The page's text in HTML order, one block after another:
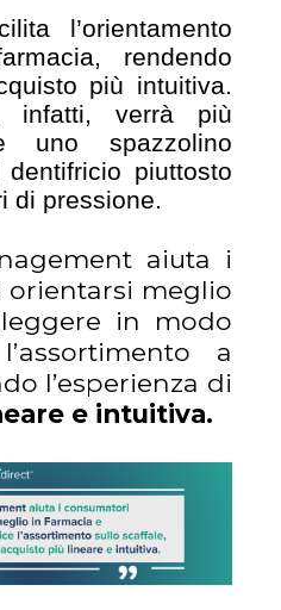
l’orientamento
rendendo
più intuitiva.
infatti, verrà più
uno spazzolino
piuttosto
di pressione.
aiuta i
orientarsi meglio
in modo
a
l’esperienza di
e intuitiva.